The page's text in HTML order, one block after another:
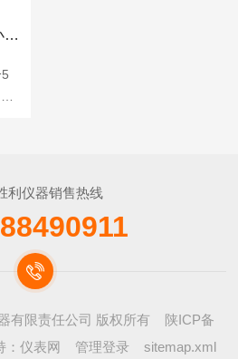
VICTOR 9103交直流小电流定点标准源
利仪器销售热线
有限责任公司 版权所有 陕ICP备
仪表网 管理登录 sitemap.xml